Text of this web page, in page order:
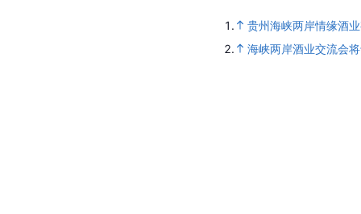
1.
贵州海峡两岸情缘酒
2.
海峡两岸酒业交流会